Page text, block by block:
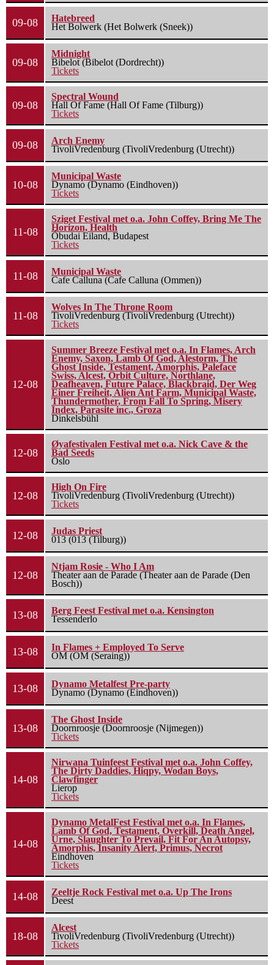
09-08
Hatebreed
Het Bolwerk (Het Bolwerk (Sneek))
09-08
Midnight
Bibelot (Bibelot (Dordrecht))
Tickets
09-08
Spectral Wound
Hall Of Fame (Hall Of Fame (Tilburg))
Tickets
09-08
Arch Enemy
TivoliVredenburg (TivoliVredenburg (Utrecht))
10-08
Municipal Waste
Dynamo (Dynamo (Eindhoven))
Tickets
11-08
Sziget Festival met o.a. John Coffey, Bring Me The
Horizon, Health
Óbudai Eiland, Budapest
Tickets
11-08
Municipal Waste
Cafe Calluna (Cafe Calluna (Ommen))
11-08
Wolves In The Throne Room
TivoliVredenburg (TivoliVredenburg (Utrecht))
Tickets
12-08
Summer Breeze Festival met o.a. In Flames, Arch
Enemy, Saxon, Lamb Of God, Alestorm, The
Ghost Inside, Testament, Amorphis, Paleface
Swiss, Alcest, Orbit Culture, Northlane,
Deafheaven, Future Palace, Blackbraid, Der Weg
Einer Freiheit, Alien Ant Farm, Municipal Waste,
Thundermother, From Fall To Spring, Misery
Index, Parasite inc., Groza
Dinkelsbühl
12-08
Øyafestivalen Festival met o.a. Nick Cave & the
Bad Seeds
Oslo
12-08
High On Fire
TivoliVredenburg (TivoliVredenburg (Utrecht))
Tickets
12-08
Judas Priest
013 (013 (Tilburg))
12-08
Ntjam Rosie - Who I Am
Theater aan de Parade (Theater aan de Parade (Den
Bosch))
13-08
Berg Feest Festival met o.a. Kensington
Tessenderlo
13-08
In Flames + Employed To Serve
OM (OM (Seraing))
13-08
Dynamo Metalfest Pre-party
Dynamo (Dynamo (Eindhoven))
13-08
The Ghost Inside
Doornroosje (Doornroosje (Nijmegen))
Tickets
14-08
Nirwana Tuinfeest Festival met o.a. John Coffey,
The Dirty Daddies, Hiqpy, Wodan Boys,
Clawfinger
Lierop
Tickets
14-08
Dynamo MetalFest Festival met o.a. In Flames,
Lamb Of God, Testament, Overkill, Death Angel,
Urne, Slaughter To Prevail, Fit For An Autopsy,
Amorphis, Insanity Alert, Primus, Necrot
Eindhoven
Tickets
14-08
Zeeltje Rock Festival met o.a. Up The Irons
Deest
18-08
Alcest
TivoliVredenburg (TivoliVredenburg (Utrecht))
Tickets